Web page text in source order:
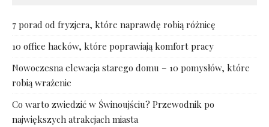
7 porad od fryzjera, które naprawdę robią różnicę
10 office hacków, które poprawiają komfort pracy
Nowoczesna elewacja starego domu – 10 pomysłów, które
robią wrażenie
Co warto zwiedzić w Świnoujściu? Przewodnik po
największych atrakcjach miasta